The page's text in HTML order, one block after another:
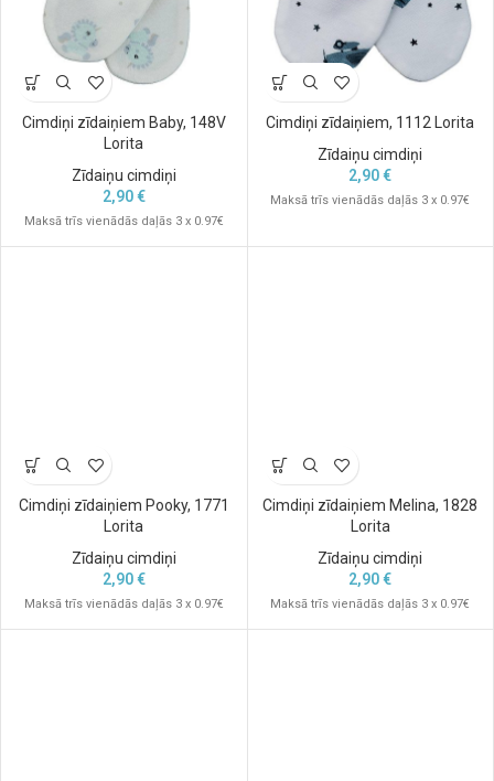
Cimdiņi zīdaiņiem Baby, 148V
Lorita
Zīdaiņu cimdiņi
2,90€
Maksā trīs vienādās daļās 3 x 0.97€
Cimdiņi zīdaiņiem, 1112 Lorita
Zīdaiņu cimdiņi
2,90€
Maksā trīs vienādās daļās 3 x 0.97€
Cimdiņi zīdaiņiem Pooky, 1771
Lorita
Zīdaiņu cimdiņi
2,90€
Maksā trīs vienādās daļās 3 x 0.97€
Cimdiņi zīdaiņiem Melina, 1828
Lorita
Zīdaiņu cimdiņi
2,90€
Maksā trīs vienādās daļās 3 x 0.97€